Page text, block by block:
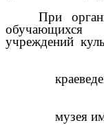
При
обучающихся
учреждений
музея